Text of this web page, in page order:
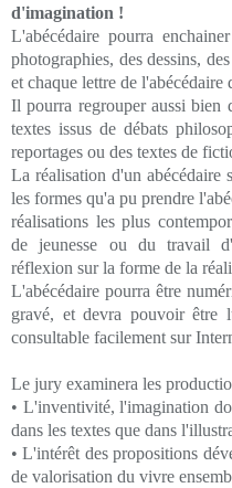
d'imagination !
L'abécédaire pourra
photographies, des dessins,
et chaque lettre de
Il pourra regrouper aussi bien
textes issus de débats
reportages ou des textes de
La réalisation d'un abécédaire
les formes qu'a pu prendre
réalisations les plus
de jeunesse ou du travail
réflexion sur la forme de la
L'abécédaire pourra être
gravé, et devra pouvoir être
consultable facilement sur
Le jury examinera les
• L'inventivité, l'imagination
dans les textes que dans
• L'intérêt des propositions
de valorisation du vivre